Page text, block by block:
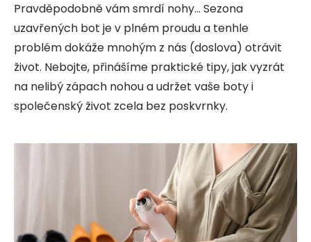
Pravděpodobně vám smrdí nohy… Sezona
uzavřených bot je v plném proudu a tenhle
problém dokáže mnohým z nás (doslova) otrávit
život. Nebojte, přinášíme praktické tipy, jak vyzrát
na nelibý zápach nohou a udržet vaše boty i
společenský život zcela bez poskvrnky.